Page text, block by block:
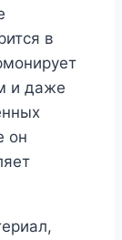
в
и даже
он